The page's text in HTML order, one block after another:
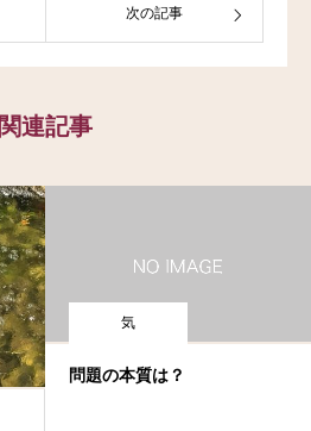
次の記事
関連記事
気
問題の本質は？